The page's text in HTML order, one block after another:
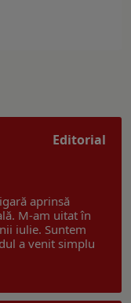
Editorial
aprinsă
M-am uitat în
iulie. Suntem
a venit simplu